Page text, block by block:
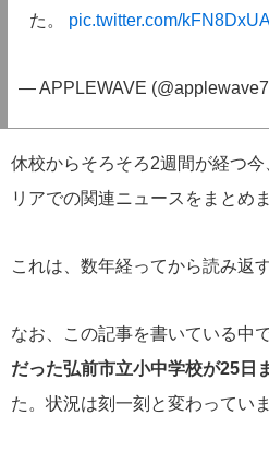
た。 pic.twitter.com/
— APPLEWAVE
休校からそろそろ2週間が経つ
リアでの関連ニュースをまとめま
これは、数年経ってから読み返
なお、この記事を書いている中で
だった弘前市立小中学校が25日
た。状況は刻一刻と変わっていま